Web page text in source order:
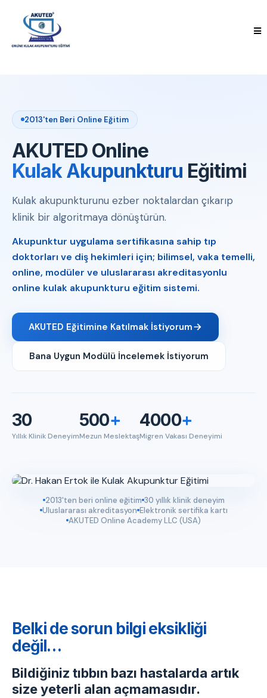
2013'ten Beri Online Eğitim
AKUTED Online
Kulak Akupunkturu Eğitimi
Kulak akupunkturunu ezber noktalardan çıkarıp
klinik bir algoritmaya dönüştürün.
Akupunktur uygulama sertifikasına sahip tıp
doktorları ve diş hekimleri için; bilimsel, vaka temelli,
online, modüler ve uluslararası akreditasyonlu
online kulak akupunkturu eğitim sistemi.
AKUTED Eğitimine Katılmak İstiyorum
Bana Uygun Modülü İncelemek İstiyorum
30
Yıllık Klinik Deneyim
500+
Mezun Meslektaş
4000+
Migren Vakası Deneyimi
2013'ten beri online eğitim 30 yıllık klinik deneyim
Uluslararası akreditasyon Elektronik sertifika kartı
AKUTED Online Academy LLC (USA)
Belki de sorun bilgi eksikliği
değil…
Bildiğiniz tıbbın bazı hastalarda artık
size yeterli alan açmamasıdır.